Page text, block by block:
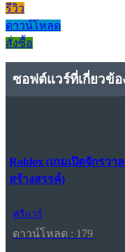
รีวิว
ดาวน์โหลด
สั่งซื้อ
ซอฟต์แวร์ที่เกี่ยวข้อ
Roblox (เกมเปิดจักรว
สร้างสรรค์)
ฟรีแวร์
ดาวน์โหลด : 179